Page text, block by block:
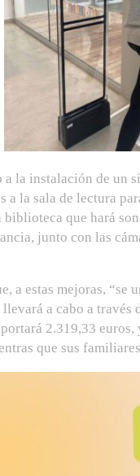
la instalación de un
a la sala de lectura
que hará
junto con las
a estas mejoras,
a cabo a
2.319,33
que sus